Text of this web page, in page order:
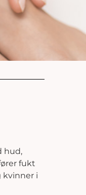
hud,
fukt
kvinner i